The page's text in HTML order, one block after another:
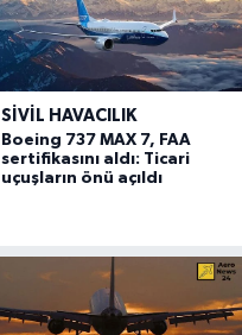
SIVIL HAVACILIK
Boeing 737 MAX 7, FAA
sertifikasını aldı: Ticari
uçuşların önü açıldı